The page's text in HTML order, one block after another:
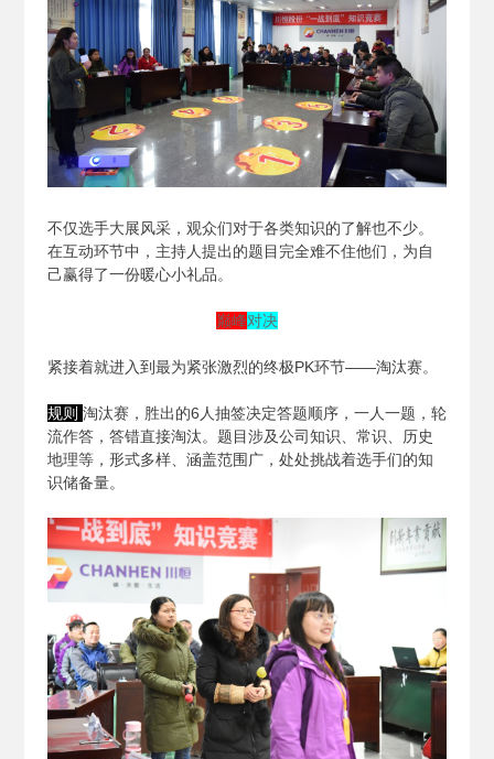
不仅选手大展风采，观众们对于各类知识的了解也不少。
在互动环节中，主持人提出的题目完全难不住他们，为自
己赢得了一份暖心小礼品。
巅峰对决
紧接着就进入到最为紧张激烈的终极PK环节——淘汰赛。
规则 淘汰赛，胜出的6人抽签决定答题顺序，一人一题，轮
流作答，答错直接淘汰。题目涉及公司知识、常识、历史
地理等，形式多样、涵盖范围广，处处挑战着选手们的知
识储备量。